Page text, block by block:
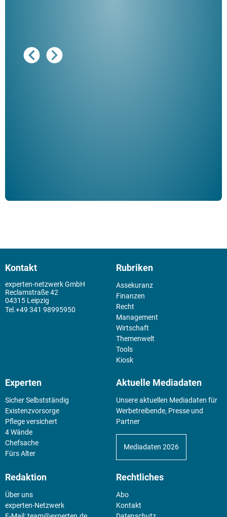
Kontakt
experten-netzwerk GmbH
Reclamstraße 42
04315 Leipzig
+49 341 98995950
Rubriken
Assekuranz
Finanzen
Recht
Management
Wirtschaft
Themenwelt
Tools
Kiosk
Experten
Sicher Selbstständig
Existenz­vorsorge
Pflege versichert
4 Wände
Chefsache
Fürs Alter
Aktuelle Mediadaten
Unsere aktuellen Mediadaten für
Werbetreibende, Presse und
Partner
Mediadaten 2026
Redaktion
Über uns
experten-Netzwerk
Rechtliches
Abo
Kontakt